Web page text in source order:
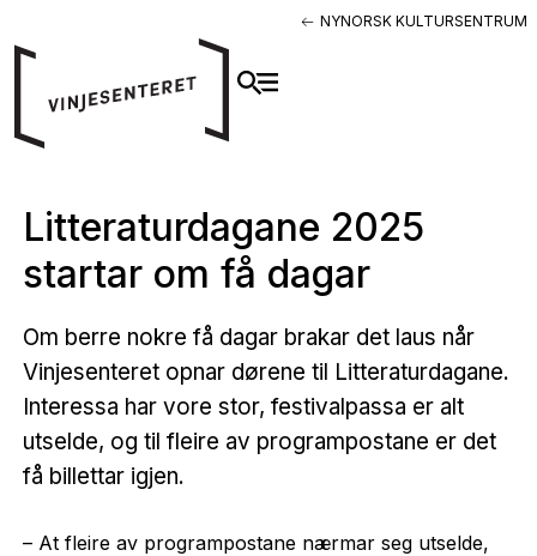
NYNORSK KULTURSENTRUM
Litteraturdagane 2025
startar om få dagar
Om berre nokre få dagar brakar det laus når
Vinjesenteret opnar dørene til Litteraturdagane.
Interessa har vore stor, festivalpassa er alt
utselde, og til fleire av programpostane er det
få billettar igjen.
– At fleire av programpostane nærmar seg utselde,